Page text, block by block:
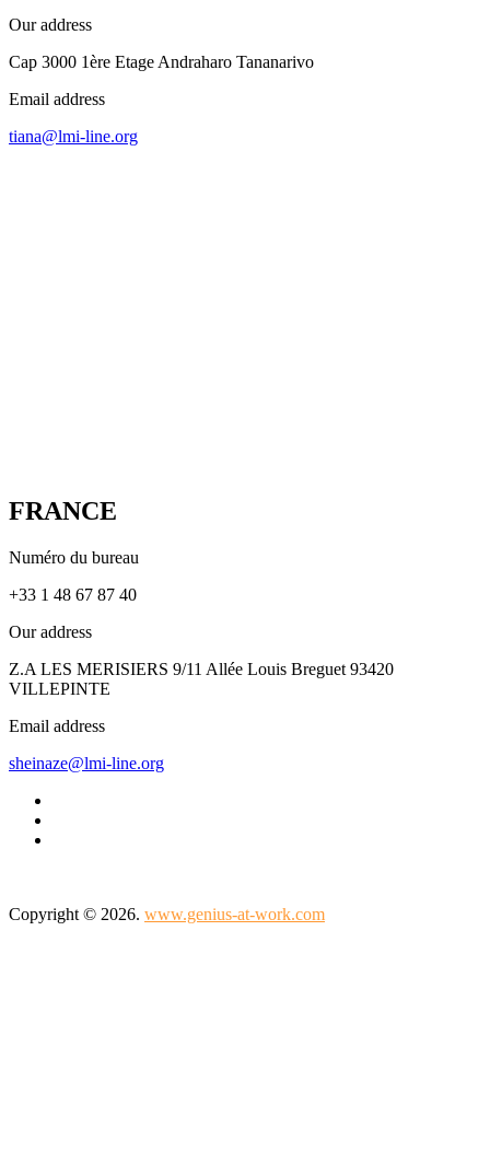
Our address
Cap 3000 1ère Etage Andraharo Tananarivo
Email address
tiana@lmi-line.org
FRANCE
Numéro du bureau
+33 1 48 67 87 40
Our address
Z.A LES MERISIERS 9/11 Allée Louis Breguet 93420
VILLEPINTE
Email address
sheinaze@lmi-line.org
Copyright © 2026. www.genius-at-work.com